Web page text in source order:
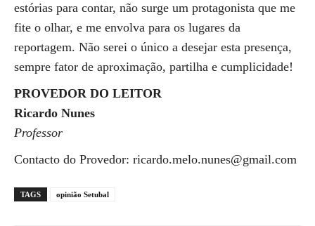
estórias para contar, não surge um protagonista que me
fite o olhar, e me envolva para os lugares da
reportagem. Não serei o único a desejar esta presença,
sempre fator de aproximação, partilha e cumplicidade!
PROVEDOR DO LEITOR
Ricardo Nunes
Professor
Contacto do Provedor: ricardo.melo.nunes@gmail.com
TAGS opinião Setubal